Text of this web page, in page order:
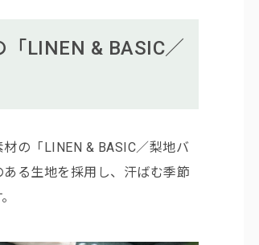
LINEN & BASIC／
の「LINEN & BASIC／梨地バ
る生地を採用し、汗ばむ季節